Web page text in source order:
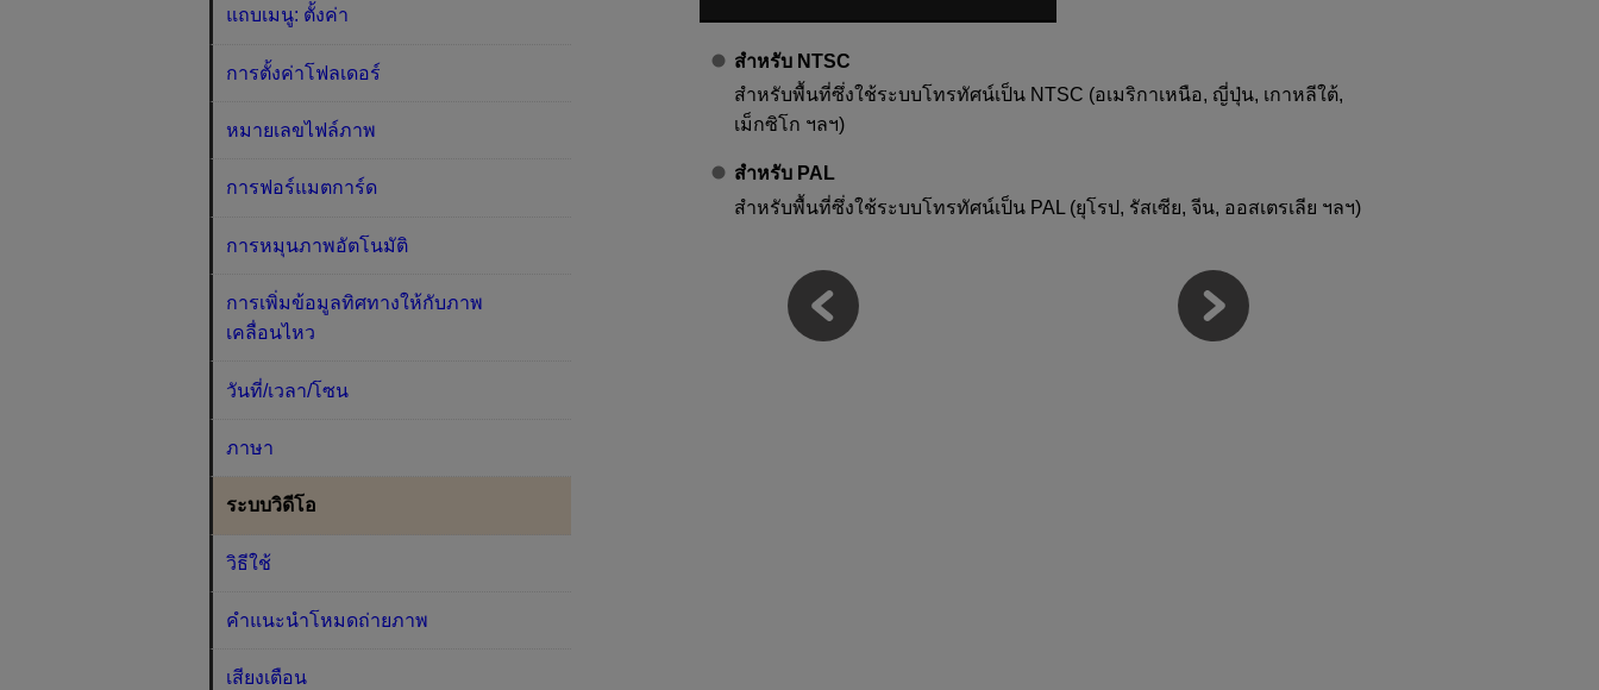
สำหรับ NTSC
สำหรับพื้นที่ซึ่งใช้ระบบโทรทัศน์เป็น NTSC (อเมริกาเหนือ, ญี่ปุ่น, เกาหลีใต้,
เม็กซิโก ฯลฯ)
สำหรับ PAL
สำหรับพื้นที่ซึ่งใช้ระบบโทรทัศน์เป็น PAL (ยุโรป, รัสเซีย, จีน, ออสเตรเลีย ฯลฯ)
แถบเมนู: ตั้งค่า
การตั้งค่าโฟลเดอร์
หมายเลขไฟล์ภาพ
การฟอร์แมตการ์ด
การหมุนภาพอัตโนมัติ
การเพิ่มข้อมูลทิศทางให้กับภาพ
เคลื่อนไหว
วันที่/เวลา/โซน
ภาษา
ระบบวิดีโอ
วิธีใช้
คำแนะนำโหมดถ่ายภาพ
เสียงเตือน